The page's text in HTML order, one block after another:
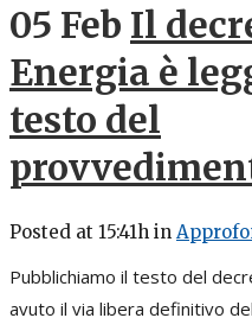
05 Feb Il
Energia è
testo del
Posted at 15:41h in
Pubblichiamo il testo del
avuto il via libera definitivo